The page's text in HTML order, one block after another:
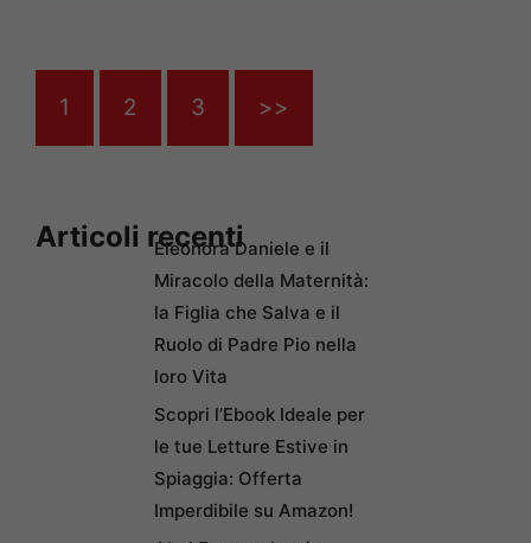
1 2 3 >>
Articoli recentiEleonora Daniele e il
Miracolo della Maternità:
la Figlia che Salva e il
Ruolo di Padre Pio nella
loro Vita
Scopri l’Ebook Ideale per
le tue Letture Estive in
Spiaggia: Offerta
Imperdibile su Amazon!